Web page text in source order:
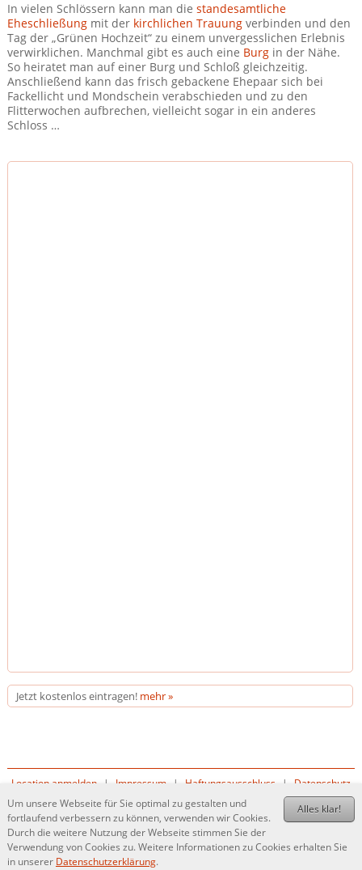
In vielen Schlössern kann man die standesamtliche
Eheschließungmit der kirchlichen Trauungverbinden und den
Tag der „Grünen Hochzeit“ zu einem unvergesslichen Erlebnis
verwirklichen. Manchmal gibt es auch eine Burgin der Nähe.
So heiratet man auf einer Burg und Schloß gleichzeitig.
Anschließend kann das frisch gebackene Ehepaar sich bei
Fackellicht und Mondschein verabschieden und zu den
Flitterwochen aufbrechen, vielleicht sogar in ein anderes
Schloss …
Jetzt kostenlos eintragen! mehr »
Location anmelden | Impressum | Haftungsausschluss |
Datenschutz
| Kundenlogin
© 2026 wo-heiraten.de
Alles klar!
Um unsere Webseite für Sie optimal zu gestalten und
fortlaufend verbessern zu können, verwenden wir Cookies.
Durch die weitere Nutzung der Webseite stimmen Sie der
Verwendung von Cookies zu. Weitere Informationen zu Cookies erhalten Sie
in unserer Datenschutzerklärung.